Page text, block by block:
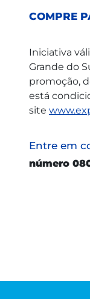
COMPRE
Iniciativa
Grande do
promoção,
está
site
Entre em
número